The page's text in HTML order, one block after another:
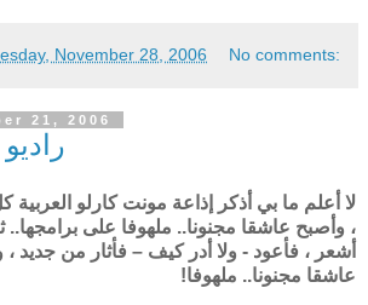
November 28, 2006 No comments:
21, 2006
لا أعلم ما بي أذكر إذاعة مونت كارلو العربية
، وأصبح عاشقا مجنونا.. ملهوفا على
أشعر ، فأعود - ولا أدر كيف – فأثار من جديد ،
عاشقا مجنونا.. ملهوفا!